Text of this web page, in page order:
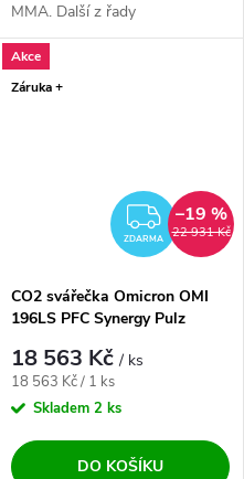
MMA. Další z řady
profesionálních strojů...
Akce
Záruka +
ZDARMA 22 931 Kč
–19 %
CO2 svářečka Omicron OMI
196LS PFC Synergy Pulz
18 563 Kč/ ks
Měrná cena:
18 563 Kč / 1 ks
Skladem 2 ks
DO KOŠÍKU